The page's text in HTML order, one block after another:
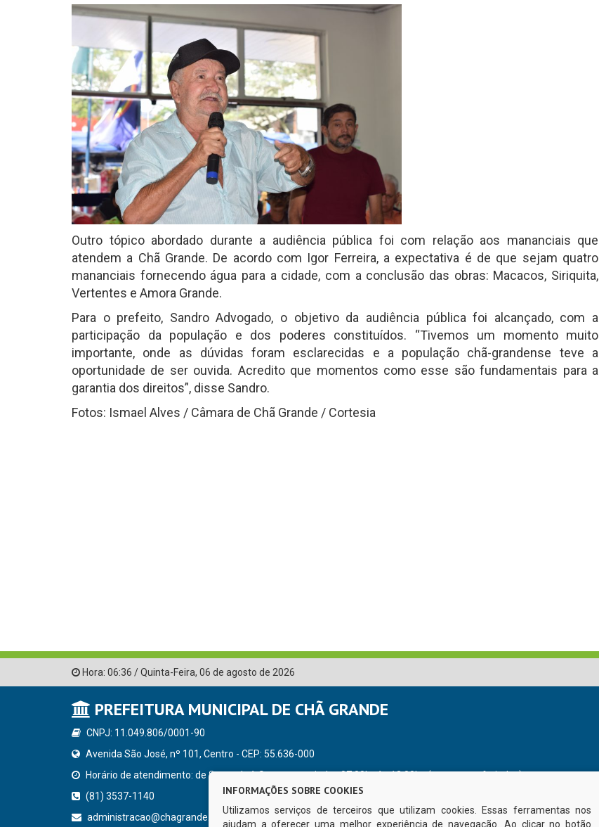
Outro tópico abordado durante a audiência pública foi com relação aos mananciais que
atendem a Chã Grande. De acordo com Igor Ferreira, a expectativa é de que sejam quatro
mananciais fornecendo água para a cidade, com a conclusão das obras: Macacos, Siriquita,
Vertentes e Amora Grande.
Para o prefeito, Sandro Advogado, o objetivo da audiência pública foi alcançado, com a
participação da população e dos poderes constituídos. “Tivemos um momento muito
importante, onde as dúvidas foram esclarecidas e a população chã-grandense teve a
oportunidade de ser ouvida. Acredito que momentos como esse são fundamentais para a
garantia dos direitos”, disse Sandro.
Fotos: Ismael Alves / Câmara de Chã Grande / Cortesia
Hora: 06:36 /Quinta-Feira, 06 de agosto de 2026
PREFEITURA MUNICIPAL DE CHÃ GRANDE
CNPJ: 11.049.806/0001-90
Avenida São José, nº 101, Centro - CEP: 55.636-000
Horário de atendimento: de Segunda à Sexta, a partir das 07:00hs às 13:00hs (exceto nos feriados)
(81) 3537-1140
administracao@chagrande.pe.gov.br
INFORMAÇÕES SOBRE COOKIES
Utilizamos serviços de terceiros que utilizam cookies. Essas ferramentas nos
ajudam a oferecer uma melhor experiência de navegação. Ao clicar no botão